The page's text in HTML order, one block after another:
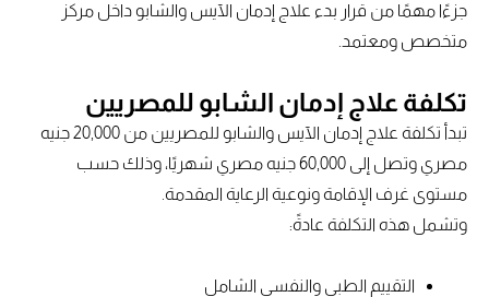
جزءًا مهمًا من قرار بدء علاج إدمان الآيس والشابو داخل مركز
متخصص ومعتمد.
تكلفة علاج إدمان الشابو للمصريين
تبدأ تكلفة علاج إدمان الآيس والشابو للمصريين من 20,000 جنيه
مصري وتصل إلى 60,000 جنيه مصري شهريًا، وذلك حسب
مستوى غرف الإقامة ونوعية الرعاية المقدمة.
وتشمل هذه التكلفة عادةً:
التقييم الطبي والنفسي الشامل